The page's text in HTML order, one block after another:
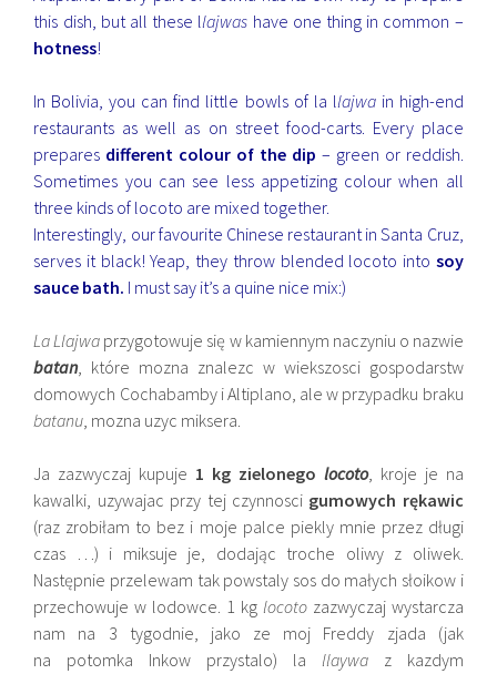
this dish, but all these llajwas have one thing in common –
hotness!
In Bolivia, you can find little bowls of la llajwain high-end
restaurants as well as on street food-carts. Every place
prepares different colour of the dip – green or reddish.
Sometimes you can see less appetizing colour when all
three kinds of locoto are mixed together.
Interestingly, our favourite Chinese restaurant in Santa Cruz,
serves it black! Yeap, they throw blended locoto into soy
sauce bath. I must say it’s a quine nice mix:)
La Llajwa przygotowuje się w kamiennym naczyniu o nazwie
batan, które mozna znalezc w wiekszosci gospodarstw
domowych Cochabamby i Altiplano, ale w przypadku braku
batanu, mozna uzyc miksera.
Ja zazwyczaj kupuje 1 kg zielonego locoto, kroje je na
kawalki, uzywajac przy tej czynnosci gumowych rękawic
(raz zrobiłam to bez i moje palce piekly mnie przez długi
czas …) i miksuje je, dodając troche oliwy z oliwek.
Następnie przelewam tak powstaly sos do małych słoikow i
przechowuje w lodowce. 1 kglocotozazwyczaj wystarcza
nam na 3 tygodnie, jako ze moj Freddy zjada (jak
na potomka Inkow przystalo) la llaywaz kazdym